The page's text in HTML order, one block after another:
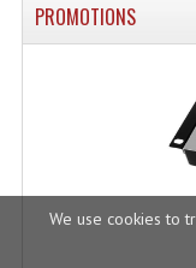
We use cookies to
PROMOTIONS